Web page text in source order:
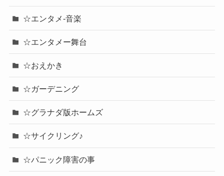
☆エンタメ-音楽
☆エンタメー舞台
☆おえかき
☆ガーデニング
☆グラナダ版ホームズ
☆サイクリング♪
☆パニック障害の事